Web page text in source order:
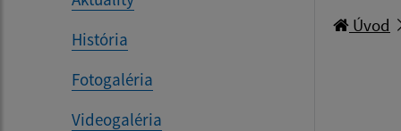
História
Fotogaléria
Videogaléria
Úvod